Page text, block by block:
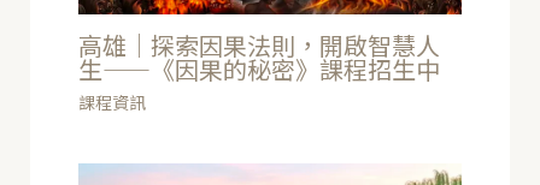
高雄｜探索因果法則，開啟智慧人
生——《因果的秘密》課程招生中
課程資訊